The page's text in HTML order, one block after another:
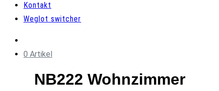
Kontakt
Weglot switcher
0 Artikel
NB222 Wohnzimmer